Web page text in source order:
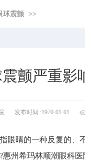
球震颤 >>
震颤严重影
发布时间 :1970-01-01
睛的一种反复的、
惠州希玛林顺潮眼科